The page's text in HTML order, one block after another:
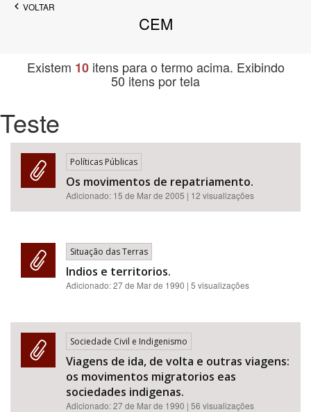
Tema
Área de Levantamento
VOLTAR
CEM
Existem 10itens para o termo acima. Exibindo
50 itens por tela
Teste
Políticas Públicas
Os movimentos de repatriamento.
Adicionado: 15 de Mar de 2005 | 12 visualizações
Situação das Terras
Indios e territorios.
Adicionado:27 de Mar de 1990 | 5 visualizações
Sociedade Civil e Indigenismo
Viagens de ida, de volta e outras viagens:
os movimentos migratorios eas
sociedades indigenas.
Adicionado:27 de Mar de 1990 | 56 visualizações